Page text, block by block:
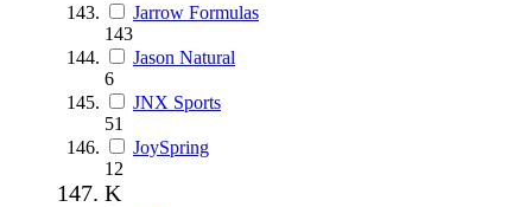
Jarrow Formulas
143
Jason Natural
6
JNX Sports
51
JoySpring
12
K